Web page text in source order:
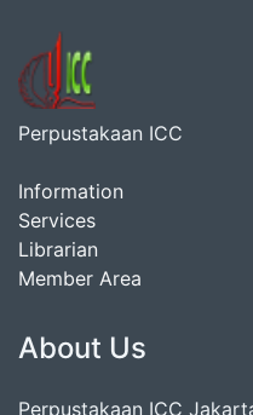
Perpustakaan ICC
Information
Services
Librarian
Member Area
About Us
Perpustakaan ICC